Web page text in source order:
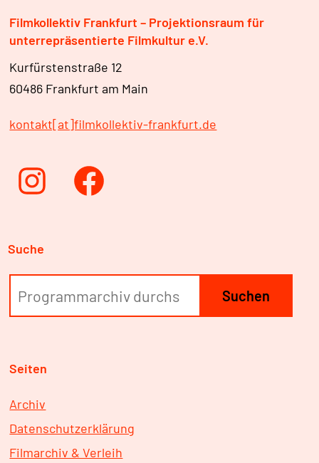
Filmkollektiv Frankfurt – Projektionsraum für
unterrepräsentierte Filmkultur e.V.
Kurfürstenstraße 12
60486 Frankfurt am Main
kontakt[at]filmkollektiv-frankfurt.de
InstagramFacebook
Suche
Suchen
Seiten
Archiv
Datenschutzerklärung
Filmarchiv & Verleih